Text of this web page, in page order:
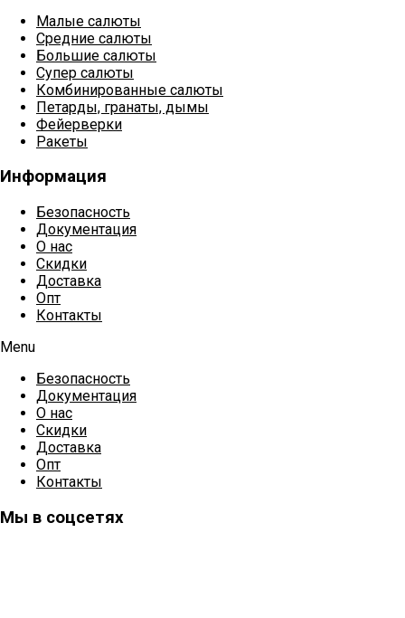
Малые салюты
Средние салюты
Большие салюты
Супер салюты
Комбинированные салюты
Петарды, гранаты, дымы
Фейерверки
Ракеты
Информация
Безопасность
Документация
О нас
Скидки
Доставка
Опт
Контакты
Menu
Безопасность
Документация
О нас
Скидки
Доставка
Опт
Контакты
Мы в соцсетях